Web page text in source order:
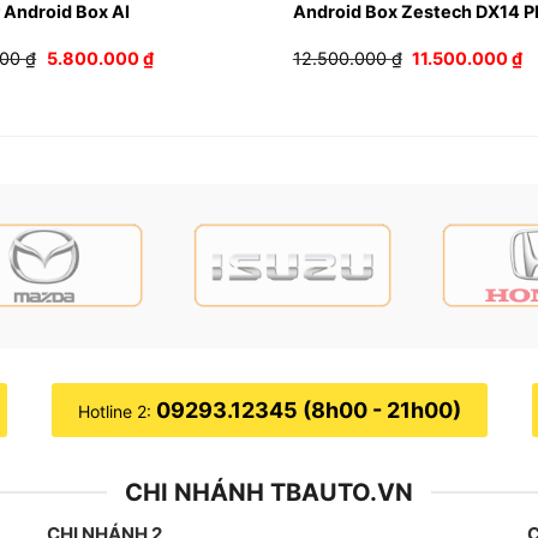
Android Box AI
₫ Giá
5.800.000₫Giá
hiện
Android Box Zestech DX14
12.500.000₫ Giá
11.500.000₫
Hotline 2: 09293.12345 (8h00 - 21h00)
CHI NHÁNH TBAUTO.VN
CHI NHÁNH 2